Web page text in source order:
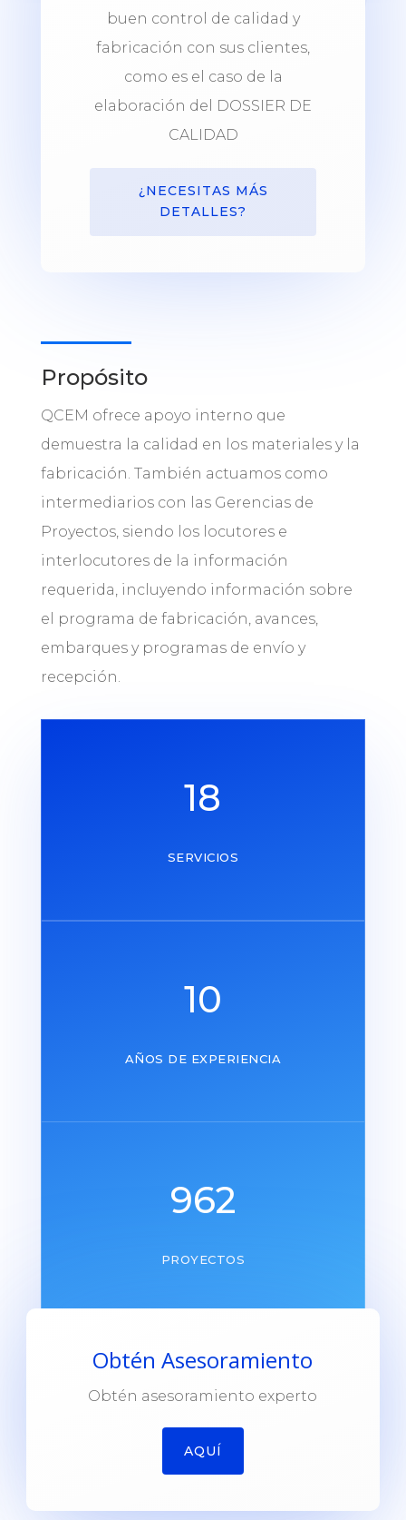
buen control de calidad y
fabricación con sus clientes,
como es el caso de la
elaboración del DOSSIER DE
CALIDAD
¿NECESITAS MÁS
DETALLES?
Propósito
QCEM ofrece apoyo interno que
demuestra la calidad en los materiales y la
fabricación. También actuamos como
intermediarios con las Gerencias de
Proyectos, siendo los locutores e
interlocutores de la información
requerida, incluyendo información sobre
el programa de fabricación, avances,
embarques y programas de envío y
recepción.
18
SERVICIOS
10
AÑOS DE EXPERIENCIA
962
PROYECTOS
Obtén Asesoramiento
Obtén asesoramiento experto
AQUÍ